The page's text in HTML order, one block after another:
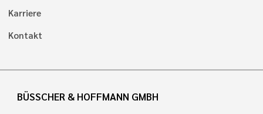
Karriere
Kontakt
BÜSSCHER & HOFFMANN GMBH